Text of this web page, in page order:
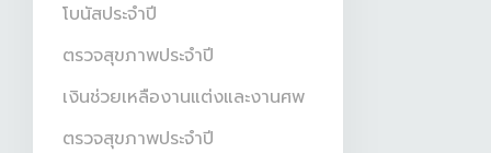
โบนัสประจำปี
ตรวจสุขภาพประจำปี
เงินช่วยเหลืองานแต่งและงานศพ
ตรวจสุขภาพประจำปี